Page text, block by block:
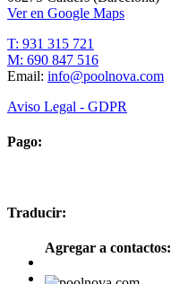
Ver en Google Maps
T: 931 315 721
M: 690 847 516
Email: info@poolnova.com
Aviso Legal - GDPR
Pago:
Traducir:
Agregar a contactos: